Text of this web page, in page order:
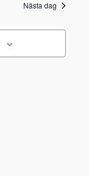
Nästa dag